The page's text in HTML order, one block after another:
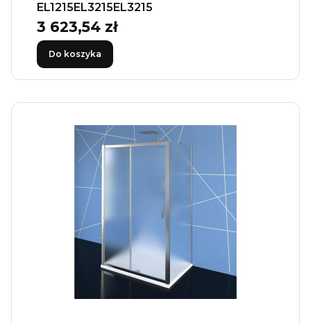
EL1215EL3215EL3215
Cena
3 623,54 zł
Do koszyka